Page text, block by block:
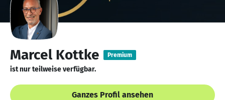
Marcel Kottke Premium
ist nur teilweise verfügbar.
Ganzes Profil ansehen